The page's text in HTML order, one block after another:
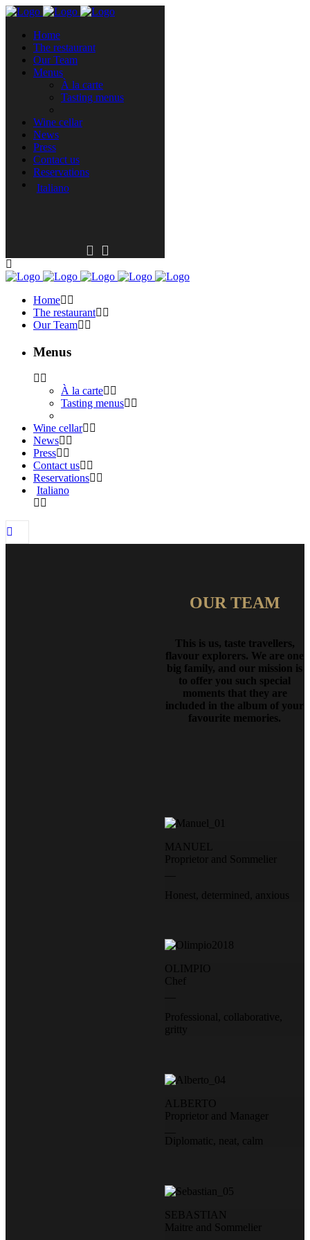
Home
The restaurant
Our Team
Menus
À la carte
Tasting menus
Wine cellar
News
Press
Contact us
Reservations
Italiano
Home
The restaurant
Our Team
Menus
À la carte
Tasting menus
Wine cellar
News
Press
Contact us
Reservations
Italiano
OUR TEAM
This is us, taste travellers,
flavour explorers. We are one
big family, and our mission is
to offer you such special
moments that they are
included in the album of your
favourite memories.
MANUEL
Proprietor and Sommelier
Honest, determined, anxious
OLIMPIO
Chef
Professional, collaborative,
gritty
ALBERTO
Proprietor and Manager
Diplomatic, neat, calm
SEBASTIAN
Maitre and Sommelier